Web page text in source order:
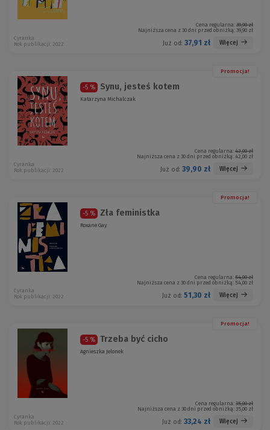
Cena regularna: 39,90 zł
Najniższa cena z 30 dni przed obniżką: 39,90 zł
Już od: 37,91 zł Więcej
Cyranka
Rok publikacji: 2022
Promocja!
-5 % Synu, jesteś kotem
Katarzyna Michalczak
Cena regularna: 42,00 zł
Najniższa cena z 30 dni przed obniżką: 42,00 zł
Już od: 39,90 zł Więcej
Cyranka
Rok publikacji: 2022
Promocja!
-5 % Zła feministka
Roxane Gay
Cena regularna: 54,00 zł
Najniższa cena z 30 dni przed obniżką: 54,00 zł
Już od: 51,30 zł Więcej
Cyranka
Rok publikacji: 2022
Promocja!
-5 % Trzeba być cicho
Agnieszka Jelonek
Cena regularna: 35,00 zł
Najniższa cena z 30 dni przed obniżką: 35,00 zł
Już od: 33,24 zł Więcej
Cyranka
Rok publikacji: 2022